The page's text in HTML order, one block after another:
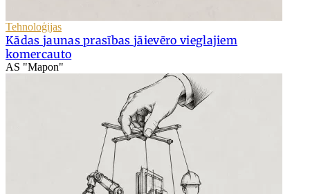
Tehnoloģijas
Kādas jaunas prasības jāievēro vieglajiem
komercauto
AS "Mapon"